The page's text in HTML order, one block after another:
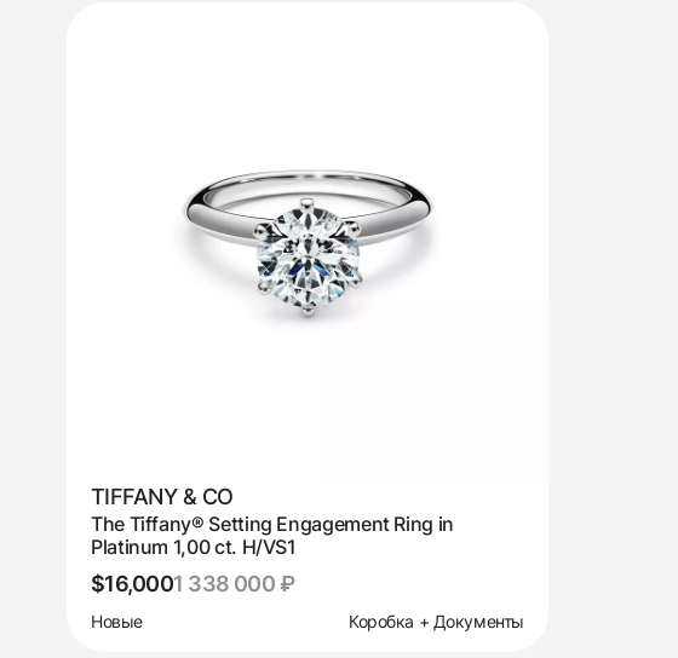
TIFFANY & CO
The Tiffany® Setting Engagement Ring in
Platinum 1,00 ct. H/VS1
$16,0001 338 000 ₽
Новые Коробка + Документы